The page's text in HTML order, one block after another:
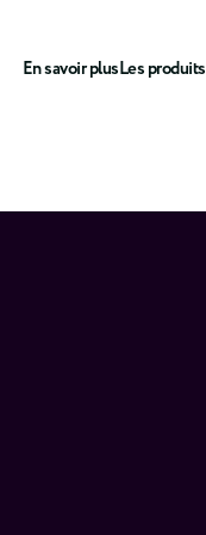
En savoir plusLes produits